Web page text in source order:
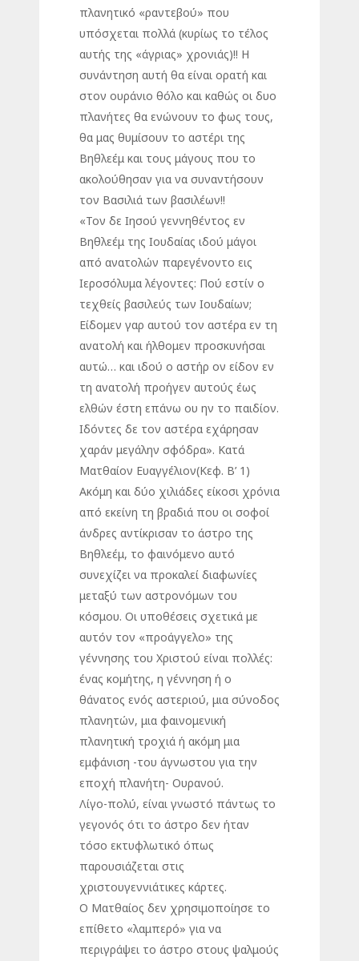
πλανητικό «ραντεβού» που
υπόσχεται πολλά (κυρίως το τέλος
αυτής της «άγριας» χρονιάς)!! Η
συνάντηση αυτή θα είναι ορατή και
στον ουράνιο θόλο και καθώς οι δυο
πλανήτες θα ενώνουν το φως τους,
θα μας θυμίσουν το αστέρι της
Βηθλεέμ και τους μάγους που το
ακολούθησαν για να συναντήσουν
τον Βασιλιά των βασιλέων!!
«Τον δε Ιησού γεννηθέντος εν
Βηθλεέμ της Ιουδαίας ιδού μάγοι
από ανατολών παρεγένοντο εις
Ιεροσόλυμα λέγοντες: Πού εστίν ο
τεχθείς βασιλεύς των Ιουδαίων;
Είδομεν γαρ αυτού τον αστέρα εν τη
ανατολή και ήλθομεν προσκυνήσαι
αυτώ… και ιδού ο αστήρ ον είδον εν
τη ανατολή προήγεν αυτούς έως
ελθών έστη επάνω ου ην το παιδίον.
Ιδόντες δε τον αστέρα εχάρησαν
χαράν μεγάλην σφόδρα». Κατά
Ματθαίον Ευαγγέλιον(Κεφ. Β’ 1)
Ακόμη και δύο χιλιάδες είκοσι χρόνια
από εκείνη τη βραδιά που οι σοφοί
άνδρες αντίκρισαν το άστρο της
Βηθλεέμ, το φαινόμενο αυτό
συνεχίζει να προκαλεί διαφωνίες
μεταξύ των αστρονόμων του
κόσμου. Οι υποθέσεις σχετικά με
αυτόν τον «προάγγελο» της
γέννησης του Χριστού είναι πολλές:
ένας κομήτης, η γέννηση ή ο
θάνατος ενός αστεριού, μια σύνοδος
πλανητών, μια φαινομενική
πλανητική τροχιά ή ακόμη μια
εμφάνιση -του άγνωστου για την
εποχή πλανήτη- Ουρανού.
Λίγο-πολύ, είναι γνωστό πάντως το
γεγονός ότι το άστρο δεν ήταν
τόσο εκτυφλωτικό όπως
παρουσιάζεται στις
χριστουγεννιάτικες κάρτες.
Ο Ματθαίος δεν χρησιμοποίησε το
επίθετο «λαμπερό» για να
περιγράψει το άστρο στους ψαλμούς